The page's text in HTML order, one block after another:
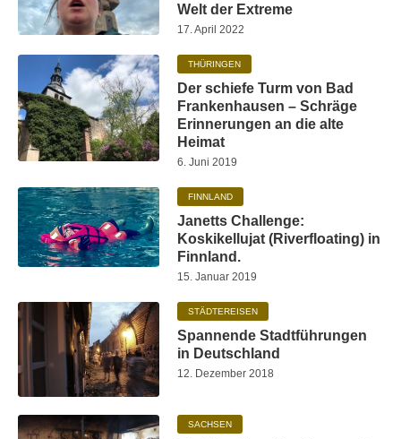
Welt der Extreme
17. April 2022
THÜRINGEN
Der schiefe Turm von Bad
Frankenhausen – Schräge
Erinnerungen an die alte
Heimat
6. Juni 2019
FINNLAND
Janetts Challenge:
Koskikellujat (Riverfloating) in
Finnland.
15. Januar 2019
STÄDTEREISEN
Spannende Stadtführungen
in Deutschland
12. Dezember 2018
SACHSEN